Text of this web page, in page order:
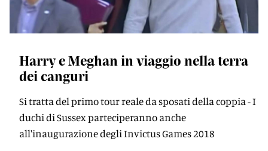
Harry e Meghan in viaggio nella terra
dei canguri
Si tratta del primo tour reale da sposati della coppia - I
duchi di Sussex parteciperanno anche
all'inaugurazione degli Invictus Games 2018